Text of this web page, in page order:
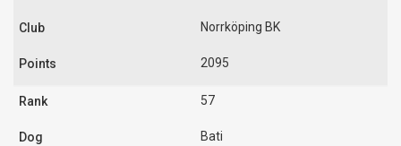
Norrköping BK
2095
57
Bati